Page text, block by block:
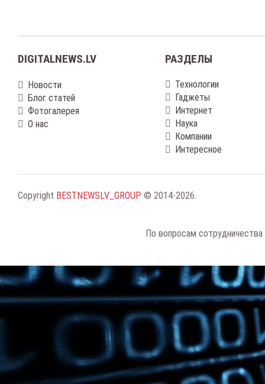
DIGITALNEWS.LV
Новости
Блог статей
Фотогалерея
О нас
РАЗДЕЛЫ
Технологии
Гаджеты
Интернет
Наука
Компании
Интересное
Copyright BESTNEWSLV_GROUP © 2014-2026.
По вопросам